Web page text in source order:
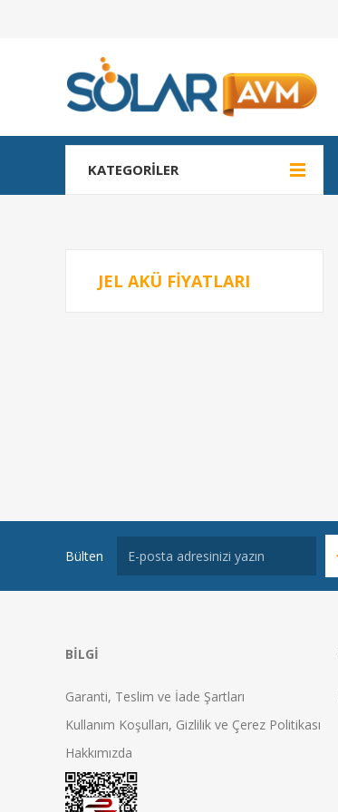
KATEGORILER
JEL AKÜ FIYATLARI
Bülten
BILGI
Garanti, Teslim ve İade Şartları
Kullanım Koşulları, Gizlilik ve Çerez Politikası
Hakkımızda